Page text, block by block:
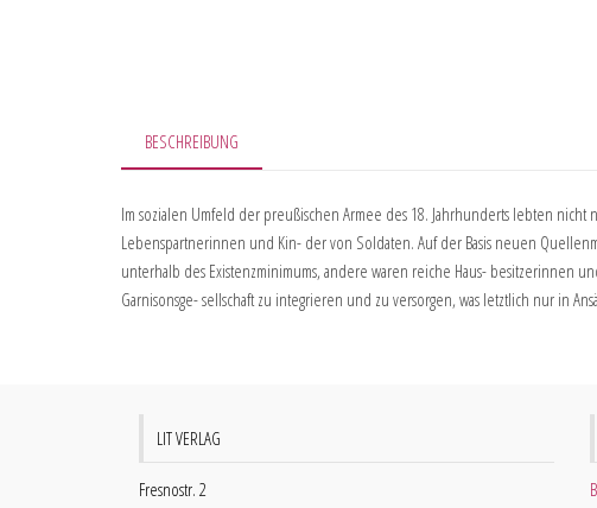
BESCHREIBUNG
Im sozialen Umfeld der preußischen Armee des 18. Jahrhunderts lebten
Lebenspartnerinnen und Kin- der von Soldaten. Auf der Basis neuen
unterhalb des Existenzminimums, andere waren reiche Haus- besitzerinnen
Garnisonsge- sellschaft zu integrieren und zu versorgen, was letztlich nur in
LIT VERLAG
Fresnostr. 2